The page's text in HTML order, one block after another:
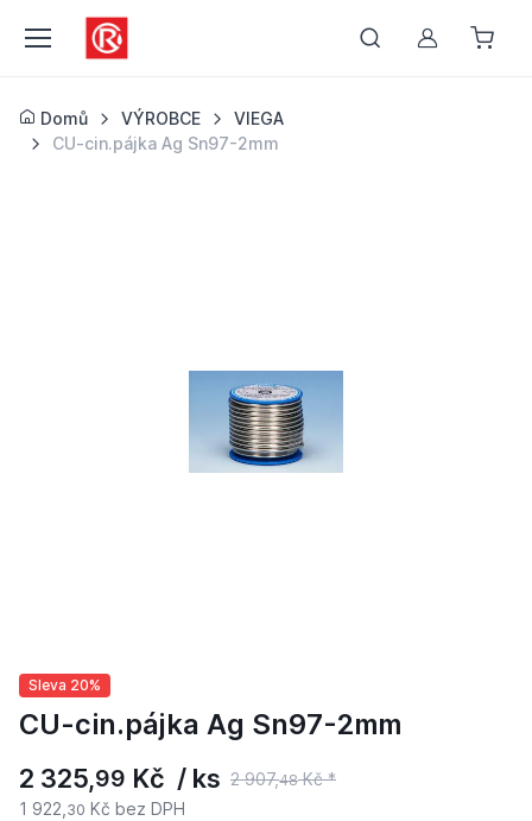
Můj účet
Domů VÝROBCE
VIEGA
CU-cin.pájka Ag Sn97-2mm
Sleva 20%
CU-cin.pájka Ag Sn97-2mm
2 325,99 Kč / ks 2 907,48Kč *
1 922, 30 Kč bez DPH